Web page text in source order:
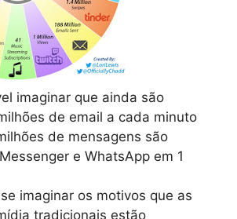
imaginar que ainda são
de email a cada minuto
de mensagens são
e WhatsApp em 1
imaginar os motivos que as
tradicionais estão